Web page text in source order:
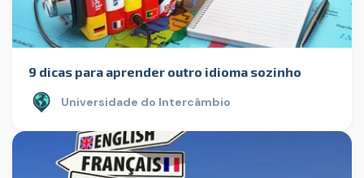
9 dicas para aprender outro idioma sozinho
Universidade do Intercâmbio